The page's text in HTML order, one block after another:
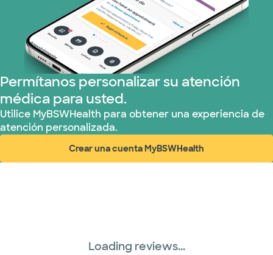
Permítanos personalizar su atención
médica para usted.
Utilice MyBSWHealth para obtener una experiencia de
atención personalizada.
Crear una cuenta MyBSWHealth
(abre en ventana nueva)
Loading reviews...